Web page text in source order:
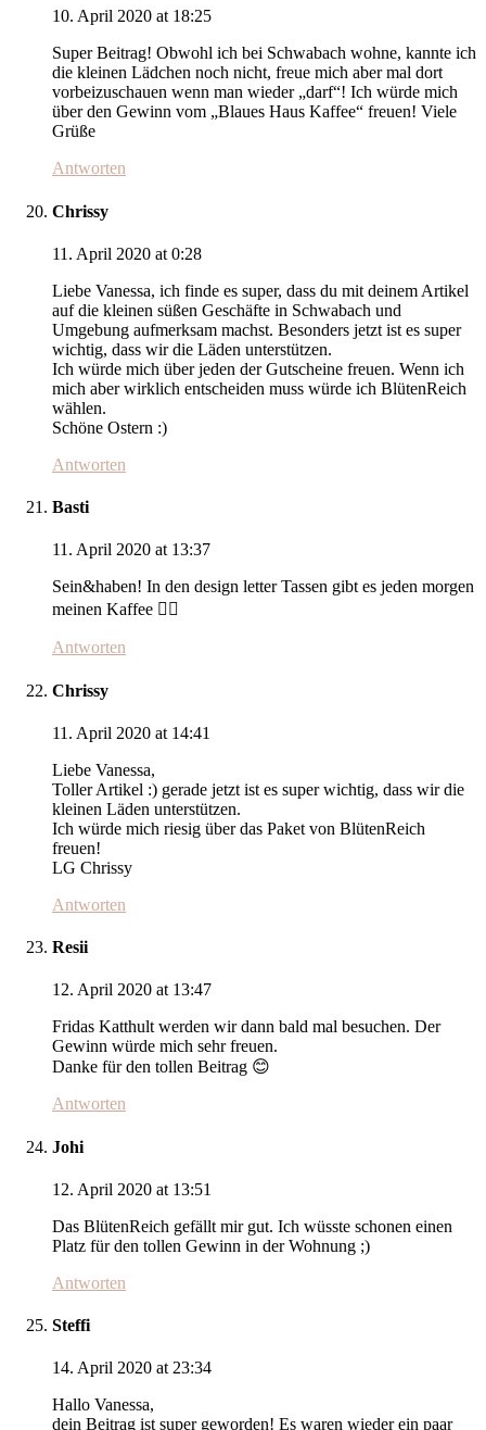
10. April 2020 at 18:25
Super Beitrag! Obwohl ich bei Schwabach wohne, kannte ich
die kleinen Lädchen noch nicht, freue mich aber mal dort
vorbeizuschauen wenn man wieder „darf“! Ich würde mich
über den Gewinn vom „Blaues Haus Kaffee“ freuen! Viele
Grüße
Antworten
Chrissy
11. April 2020 at 0:28
Liebe Vanessa, ich finde es super, dass du mit deinem Artikel
auf die kleinen süßen Geschäfte in Schwabach und
Umgebung aufmerksam machst. Besonders jetzt ist es super
wichtig, dass wir die Läden unterstützen.
Ich würde mich über jeden der Gutscheine freuen. Wenn ich
mich aber wirklich entscheiden muss würde ich BlütenReich
wählen.
Schöne Ostern :)
Antworten
Basti
11. April 2020 at 13:37
Sein&haben! In den design letter Tassen gibt es jeden morgen
meinen Kaffee 👍🏻
Antworten
Chrissy
11. April 2020 at 14:41
Liebe Vanessa,
Toller Artikel :) gerade jetzt ist es super wichtig, dass wir die
kleinen Läden unterstützen.
Ich würde mich riesig über das Paket von BlütenReich
freuen!
LG Chrissy
Antworten
Resii
12. April 2020 at 13:47
Fridas Katthult werden wir dann bald mal besuchen. Der
Gewinn würde mich sehr freuen.
Danke für den tollen Beitrag 😊
Antworten
Johi
12. April 2020 at 13:51
Das BlütenReich gefällt mir gut. Ich wüsste schonen einen
Platz für den tollen Gewinn in der Wohnung ;)
Antworten
Steffi
14. April 2020 at 23:34
Hallo Vanessa,
dein Beitrag ist super geworden! Es waren wieder ein paar